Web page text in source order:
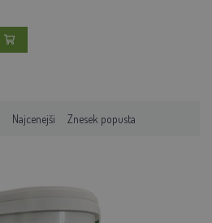
Najcenejši Znesek popusta